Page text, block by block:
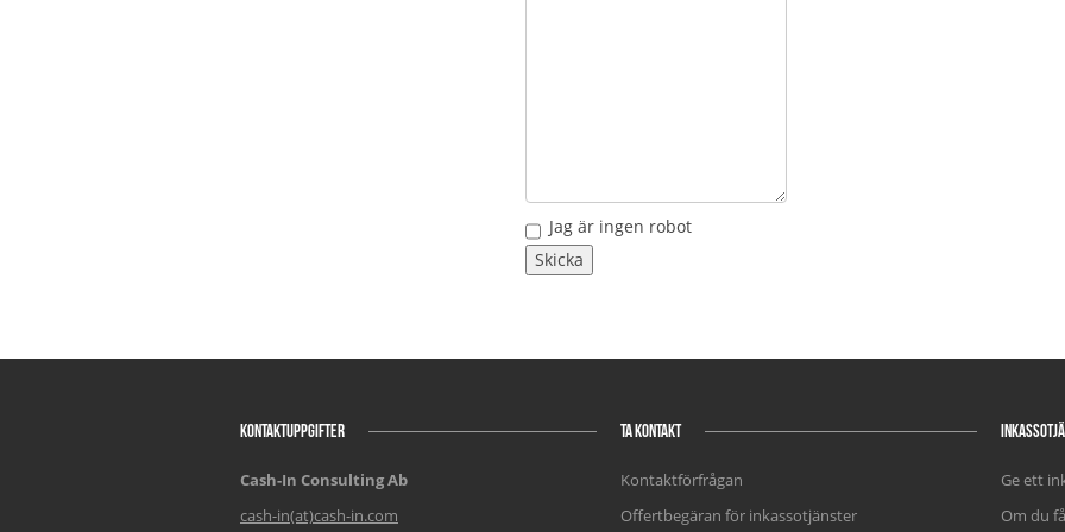
Jag är ingen robot
KONTAKTUPPGIFTER
Cash-In Consulting Ab
cash-in(at)cash-in.com
TA KONTAKT
Kontaktförfrågan
Offertbegäran för inkassotjänster
Ge ett
Om du